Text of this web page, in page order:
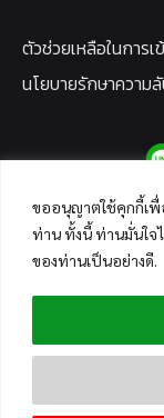
ขออนุญาตใช้คุกกี้เพื่
ท่าน ทั้งนี้ ท่านมั่นใจ
ของท่านเป็นอย่างดี.
ตัวช่วยเหลือในการเ
นโยบายรักษาความ